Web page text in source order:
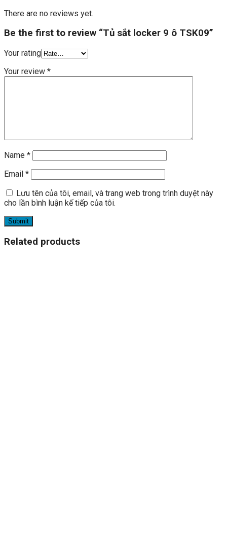
There are no reviews yet.
Be the first to review “Tủ sắt locker 9 ô TSK09”
Your rating
Your review *
Name *
Email *
Lưu tên của tôi, email, và trang web trong trình duyệt này
cho lần bình luận kế tiếp của tôi.
Related products